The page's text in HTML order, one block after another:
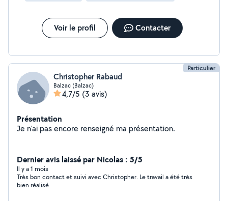
Voir le profil Contacter
Particulier
Christopher Rabaud
Balzac (Balzac)
4,7/5 (3 avis)
Présentation
Je n'ai pas encore renseigné ma présentation.
Dernier avis laissé par Nicolas : 5/5
Il y a 1 mois
Très bon contact et suivi avec Christopher. Le travail a été très
bien réalisé.